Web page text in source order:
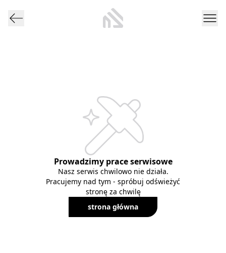
Prowadzimy prace serwisowe
Nasz serwis chwilowo nie działa.
Pracujemy nad tym - spróbuj odświeżyć
stronę za chwilę
strona główna